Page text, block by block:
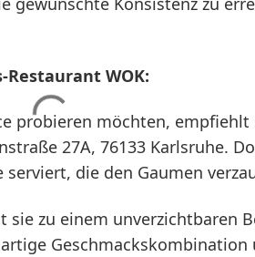
Restaurant WOK:
probieren möchten,
27A, 76133 Karlsruhe.
die den Gaumen
sie zu einem unverzichtbaren